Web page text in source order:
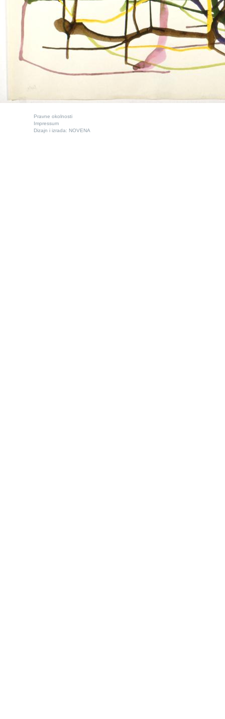
Pravne okolnosti
Impressum
Dizajn i izrada: NOVENA